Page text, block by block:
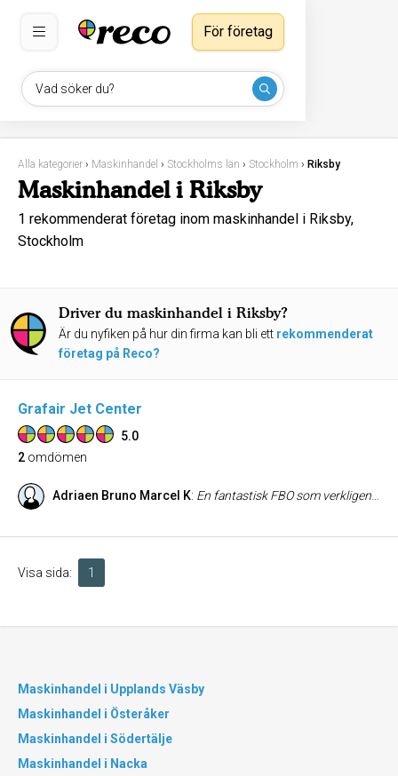
Vad söker du?
För företag
Alla kategorier › Maskinhandel › Stockholms län › Stockholm › Riksby
Maskinhandel i Riksby
1 rekommenderat företag inom maskinhandel i Riksby,
Stockholm
Driver du maskinhandel i Riksby?
Är du nyfiken på hur din firma kan bli ett rekommenderat
företag på Reco?
Grafair Jet Center
5.0
2 omdömen
Adriaen Bruno Marcel K: En fantastisk FBO som verkligen tar hand om allt kring flygplanet på ett professionellt och smidigt sätt. Passagerarna kan koppla av i den trevliga loungen där papegojan Pappe bjuder på underhållning, och personalen är alltid vänlig, serviceinriktad och effektiv. Allt flyter på snabbt och enkelt – precis som man vill ha det.
Visa sida: 1
Maskinhandel i Upplands Väsby
Maskinhandel i Österåker
Maskinhandel i Södertälje
Maskinhandel i Nacka